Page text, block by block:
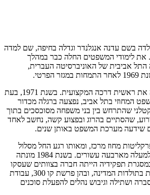
בשם עדנה אנגלנדר וגדלה בחיפה, שם למדה
את לימודי המשפטים החלה כבר במהלך
אביבית של האוניברסיטה העברית,
אירוע חריג ודרמטי ליווה את ראשית דרכה המקצועית. בשנת 1971, בעת
המחוזי בתל אביב, נפצעה ברגלה מכדור
שהתרחש בין בני משפחה מסוכסכים בתוך
שהסתיים בהרוג ובפצוע קשה, נחשב לאחד
שידעה מערכת המשפט באותן שנים.
לפרקליטות מחוז מרכז, ומאותו רגע החל מסלול
מקצועי מרשים שנמשך למעלה מארבעה עשורים. בשנת 1984 מונתה
תפקידיה הייתה חברה בצוותים שעסקו
בכמה מהפרשות הרגישות בתולדות המדינה, ובהן פרשת קו 300, עבודת
ושתילה וגיבוש נהלים להפעלת סוכנים